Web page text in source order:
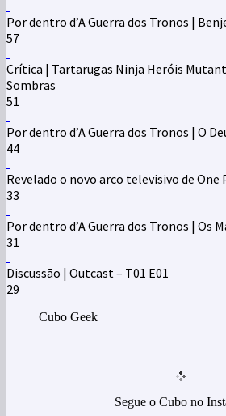
Por dentro d’A Guerra dos Tronos |
57
Crítica | Tartarugas Ninja Heróis
Sombras
51
Por dentro d’A Guerra dos Tronos | O
44
Revelado o novo arco televisivo de One
33
Por dentro d’A Guerra dos Tronos | Os
31
Discussão | Outcast – T01 E01
29
Cubo Geek
Segue o Cubo no